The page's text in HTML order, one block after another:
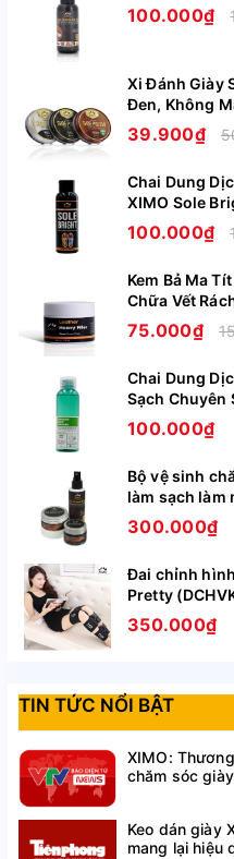
Công ty chịu trách
Xuất nhập khẩu và vận
Đ/c: Đội 1, thôn Lạc Thị,
tp. Hà Nội
NSX: 28/07/2025, HSD:
Tính năng của
Khử mùi và ngăn mùi hôi,
hương sảng khoái và dễ
100.000₫
Xi Đánh Giày
Đen, Không
Hãng XI08
39.900₫
Chai Dung
XIMO Sole
Cao Su Nhựa
100.000₫
Kem Bả Ma
Chữa Vết
Tróc Trên Da
XI09
75.000₫
Chai Dung
Sạch Chuyên
XIMO XI05
100.000₫
Bộ vệ sinh
làm sạch làm
giày, túi ví, áo,
300.000₫
Đai chỉnh
Pretty
350.000₫
TIN TỨC NỔI BẬT
XIMO:
chăm sóc
Keo dán giày
mang lại hiệu